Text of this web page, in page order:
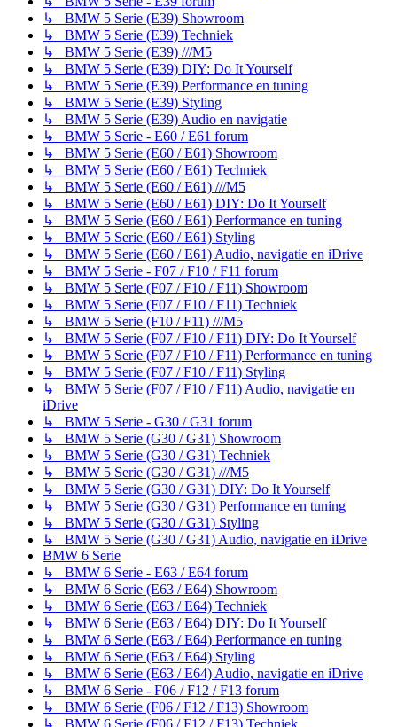
↳ BMW 5 Serie (E39) Showroom
↳ BMW 5 Serie (E39) Techniek
↳ BMW 5 Serie (E39) ///M5
↳ BMW 5 Serie (E39) DIY: Do It Yourself
↳ BMW 5 Serie (E39) Performance en tuning
↳ BMW 5 Serie (E39) Styling
↳ BMW 5 Serie (E39) Audio en navigatie
↳ BMW 5 Serie - E60 / E61 forum
↳ BMW 5 Serie (E60 / E61) Showroom
↳ BMW 5 Serie (E60 / E61) Techniek
↳ BMW 5 Serie (E60 / E61) ///M5
↳ BMW 5 Serie (E60 / E61) DIY: Do It Yourself
↳ BMW 5 Serie (E60 / E61) Performance en tuning
↳ BMW 5 Serie (E60 / E61) Styling
↳ BMW 5 Serie (E60 / E61) Audio, navigatie en iDrive
↳ BMW 5 Serie - F07 / F10 / F11 forum
↳ BMW 5 Serie (F07 / F10 / F11) Showroom
↳ BMW 5 Serie (F07 / F10 / F11) Techniek
↳ BMW 5 Serie (F10 / F11) ///M5
↳ BMW 5 Serie (F07 / F10 / F11) DIY: Do It Yourself
↳ BMW 5 Serie (F07 / F10 / F11) Performance en tuning
↳ BMW 5 Serie (F07 / F10 / F11) Styling
↳ BMW 5 Serie (F07 / F10 / F11) Audio, navigatie en
iDrive
↳ BMW 5 Serie - G30 / G31 forum
↳ BMW 5 Serie (G30 / G31) Showroom
↳ BMW 5 Serie (G30 / G31) Techniek
↳ BMW 5 Serie (G30 / G31) ///M5
↳ BMW 5 Serie (G30 / G31) DIY: Do It Yourself
↳ BMW 5 Serie (G30 / G31) Performance en tuning
↳ BMW 5 Serie (G30 / G31) Styling
↳ BMW 5 Serie (G30 / G31) Audio, navigatie en iDrive
BMW 6 Serie
↳ BMW 6 Serie - E63 / E64 forum
↳ BMW 6 Serie (E63 / E64) Showroom
↳ BMW 6 Serie (E63 / E64) Techniek
↳ BMW 6 Serie (E63 / E64) DIY: Do It Yourself
↳ BMW 6 Serie (E63 / E64) Performance en tuning
↳ BMW 6 Serie (E63 / E64) Styling
↳ BMW 6 Serie (E63 / E64) Audio, navigatie en iDrive
↳ BMW 6 Serie - F06 / F12 / F13 forum
↳ BMW 6 Serie (F06 / F12 / F13) Showroom